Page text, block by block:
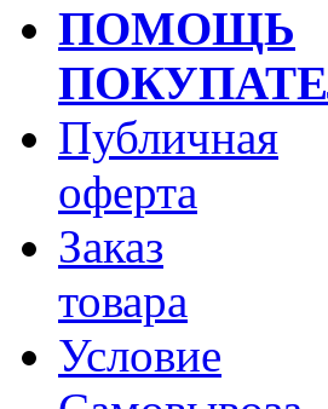
ПОМОЩЬ
Публичная
оферта
Заказ
товара
Условие